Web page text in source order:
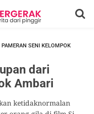
SENI KELOMPOK
dari
Ambari
ketidaknormalan